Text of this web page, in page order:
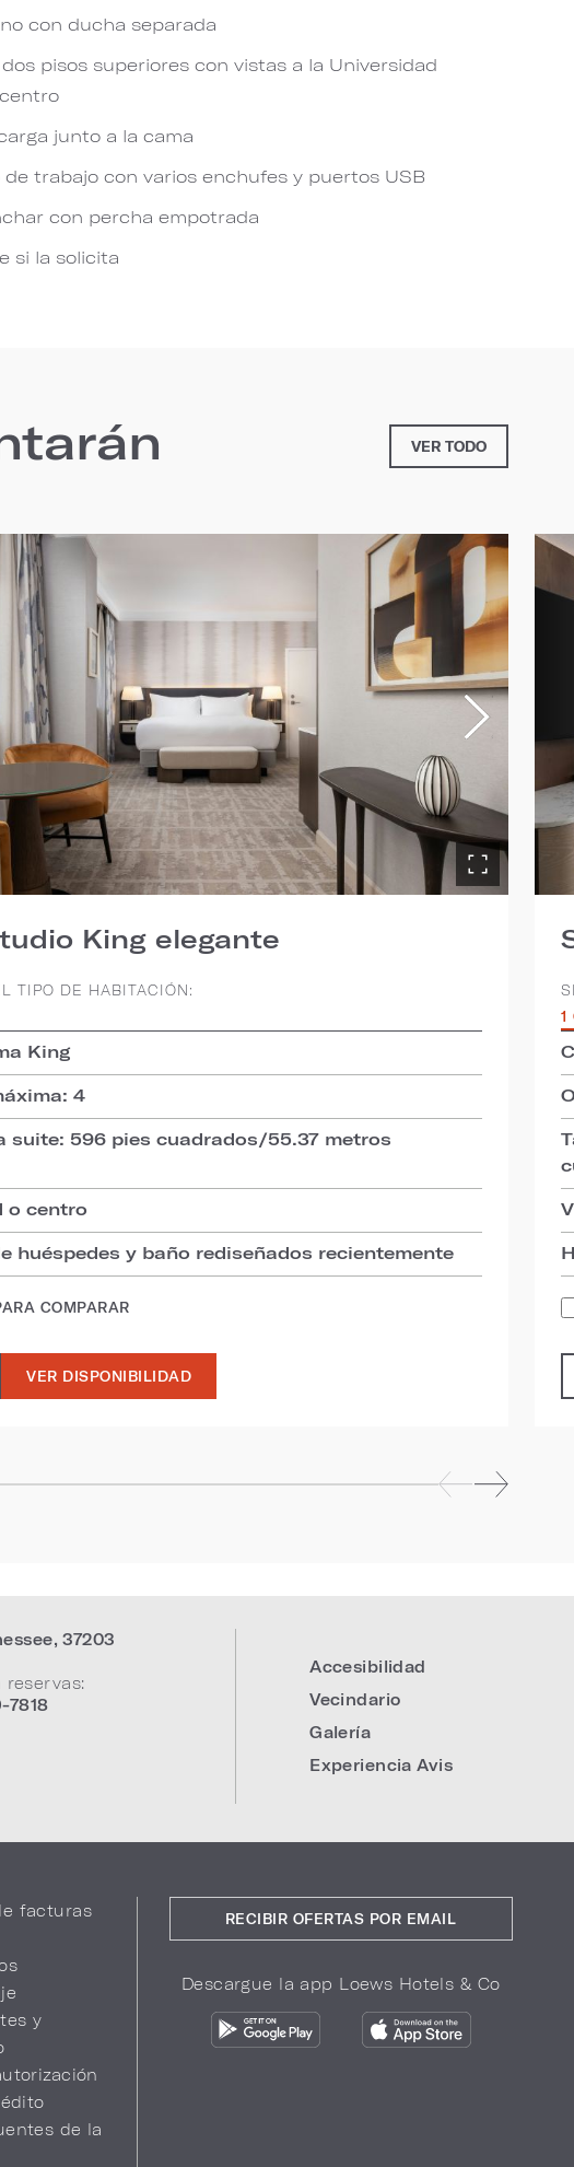
con ducha separada
pisos superiores con vistas a la Universidad
junto a la cama
de trabajo con varios enchufes y puertos USB
con percha empotrada
si la solicita
VER TODO
King elegante
TIPO DE HABITACIÓN:
King
4
suite: 596 pies cuadrados/55.37 metros
o centro
huéspedes y baño rediseñados recientemente
COMPARAR
VER DISPONIBILIDAD
1
,37203
reservas:
7818
Accesibilidad
Vecindario
Galería
Experiencia Avis
facturas
y
de la
RECIBIR OFERTAS POR EMAIL
Descargue la app Loews Hotels & Co